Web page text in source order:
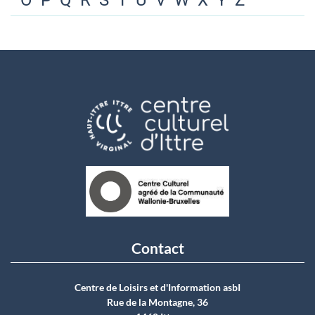
Contact
Centre de Loisirs et d'Information asbI
Rue de la Montagne, 36